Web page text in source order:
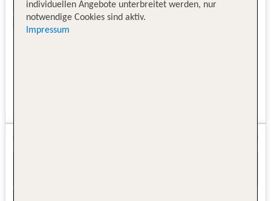
individuellen Angebote unterbreitet werden, nur
notwendige Cookies sind aktiv.
Impressum